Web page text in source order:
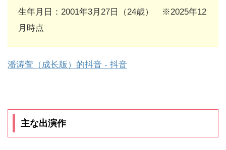
生年月日：2001年3月27日（24歳） ※2025年12
月時点
潘涛萱（成长版）的抖音 - 抖音
主な出演作